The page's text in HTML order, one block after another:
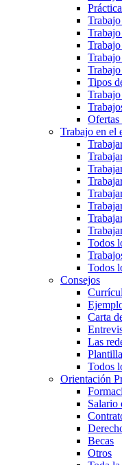
Tipos
Ofertas
Trabajo en el
Todos
Todos
Consejos
Carta
Las
Todos
Orientación
Salario
Becas
Otros